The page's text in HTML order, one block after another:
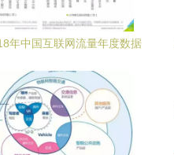
年中国互联网流量年度数据